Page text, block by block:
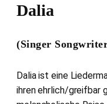
Dalia
(Singer
Dalia ist eine
ihren ehrlich/greifbar